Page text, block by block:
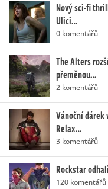
Nový sci-fi
Ulici…
0 komentářů
The Alters
přeměnou…
2 komentářů
Vánoční
Relax…
3 komentářů
Rockstar
120 komentářů